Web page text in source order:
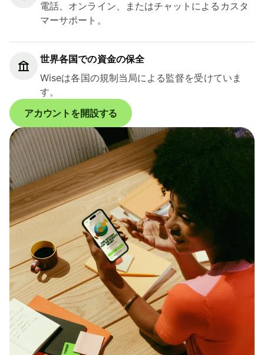
電話、オンライン、またはチャットによるカスタ
マーサポート。
世界各国での資金の保全
Wiseは各国の規制当局による監督を受けていま
す。
アカウントを開設する